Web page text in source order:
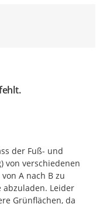
der Fuß- und
von verschiedenen
A nach B zu
abzuladen. Leider
Grünflächen, da